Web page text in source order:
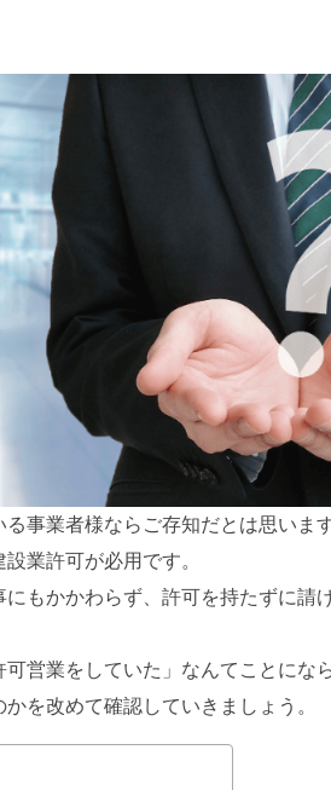
る事業者様ならご存知だとは思いま
業許可が必用です。
もかかわらず、許可を持たずに請
可営業をしていた」なんてことに
を改めて確認していきましょう。